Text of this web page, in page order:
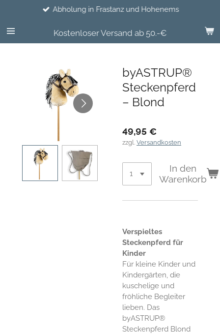
springen
Kostenloser Versand ab 50.-€
Abholung in Frastanz und Hohenems
byASTRUP®
Steckenpferd
– Blond
49,95 €
zzgl. Versandkosten
In den
Warenkorb
Verspieltes
Steckenpferd für
Kinder
Für kleine Kinder und
Kindergärten, die
kuschelige und
fröhliche Begleiter
lieben. Das
byASTRUP®
Steckenpferd Blond